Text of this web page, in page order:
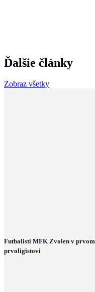
Ďalšie články
Zobraz všetky
Futbalisti MFK Zvolen v
prvoligistovi